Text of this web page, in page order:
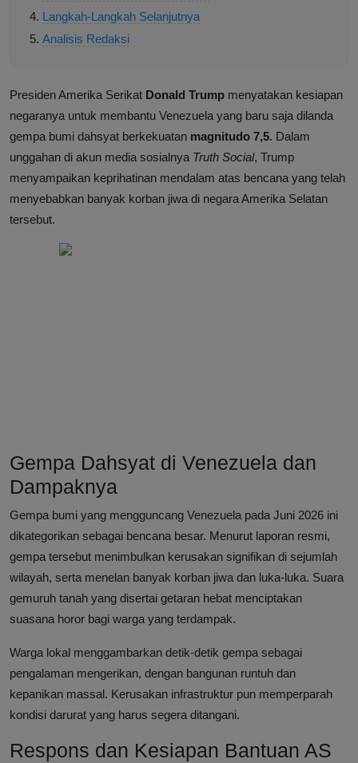
Langkah-Langkah Selanjutnya
Analisis Redaksi
Presiden Amerika Serikat Donald Trump menyatakan kesiapan
negaranya untuk membantu Venezuela yang baru saja dilanda
gempa bumi dahsyat berkekuatan magnitudo 7,5. Dalam
unggahan di akun media sosialnya Truth Social, Trump
menyampaikan keprihatinan mendalam atas bencana yang telah
menyebabkan banyak korban jiwa di negara Amerika Selatan
tersebut.
Gempa Dahsyat di Venezuela dan
Dampaknya
Gempa bumi yang mengguncang Venezuela pada Juni 2026 ini
dikategorikan sebagai bencana besar. Menurut laporan resmi,
gempa tersebut menimbulkan kerusakan signifikan di sejumlah
wilayah, serta menelan banyak korban jiwa dan luka-luka. Suara
gemuruh tanah yang disertai getaran hebat menciptakan
suasana horor bagi warga yang terdampak.
Warga lokal menggambarkan detik-detik gempa sebagai
pengalaman mengerikan, dengan bangunan runtuh dan
kepanikan massal. Kerusakan infrastruktur pun memperparah
kondisi darurat yang harus segera ditangani.
Respons dan Kesiapan Bantuan AS